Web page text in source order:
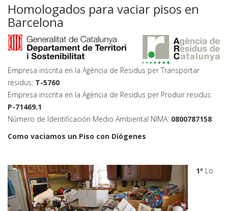
Homologados para vaciar pisos en
Barcelona
Empresa inscrita en la Agència de Residus per Transportar
residus: T-5760
Empresa inscrita en la Agència de Residus per Produir residus:
P-71469.1
Número de Identificación Medio Ambiental NIMA: 0800787158
Como vaciamos un Piso con Diógenes
1º Lo